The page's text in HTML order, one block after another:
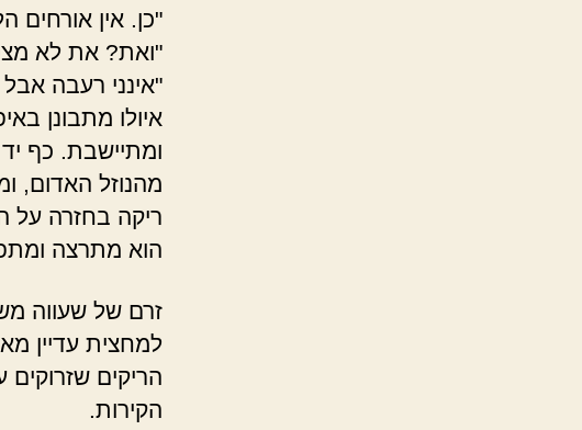
"כן. אין אורחים
"ואת? את לא
"אינני רעבה
איולו מתבונן
ומתיישבת. כף
מהנוזל האדום,
ריקה בחזרה על
הוא מתרצה
זרם של שעווה
למחצית עדיין
הריקים
הקירות.